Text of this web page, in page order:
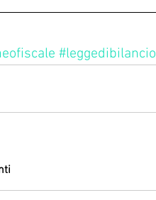
#leggedibilancio